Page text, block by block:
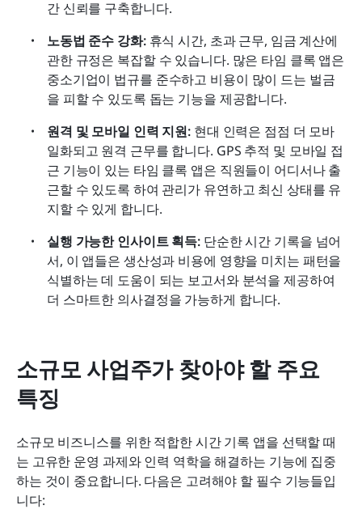
간 신뢰를 구축합니다.
노동법 준수 강화: 휴식 시간, 초과 근무, 임금 계산에
관한 규정은 복잡할 수 있습니다. 많은 타임 클록 앱은
중소기업이 법규를 준수하고 비용이 많이 드는 벌금
을 피할 수 있도록 돕는 기능을 제공합니다.
원격 및 모바일 인력 지원: 현대 인력은 점점 더 모바
일화되고 원격 근무를 합니다. GPS 추적 및 모바일 접
근 기능이 있는 타임 클록 앱은 직원들이 어디서나 출
근할 수 있도록 하여 관리가 유연하고 최신 상태를 유
지할 수 있게 합니다.
실행 가능한 인사이트 획득: 단순한 시간 기록을 넘어
서, 이 앱들은 생산성과 비용에 영향을 미치는 패턴을
식별하는 데 도움이 되는 보고서와 분석을 제공하여
더 스마트한 의사결정을 가능하게 합니다.
소규모 사업주가 찾아야 할 주요
특징
소규모 비즈니스를 위한 적합한 시간 기록 앱을 선택할 때
는 고유한 운영 과제와 인력 역학을 해결하는 기능에 집중
하는 것이 중요합니다. 다음은 고려해야 할 필수 기능들입
니다: